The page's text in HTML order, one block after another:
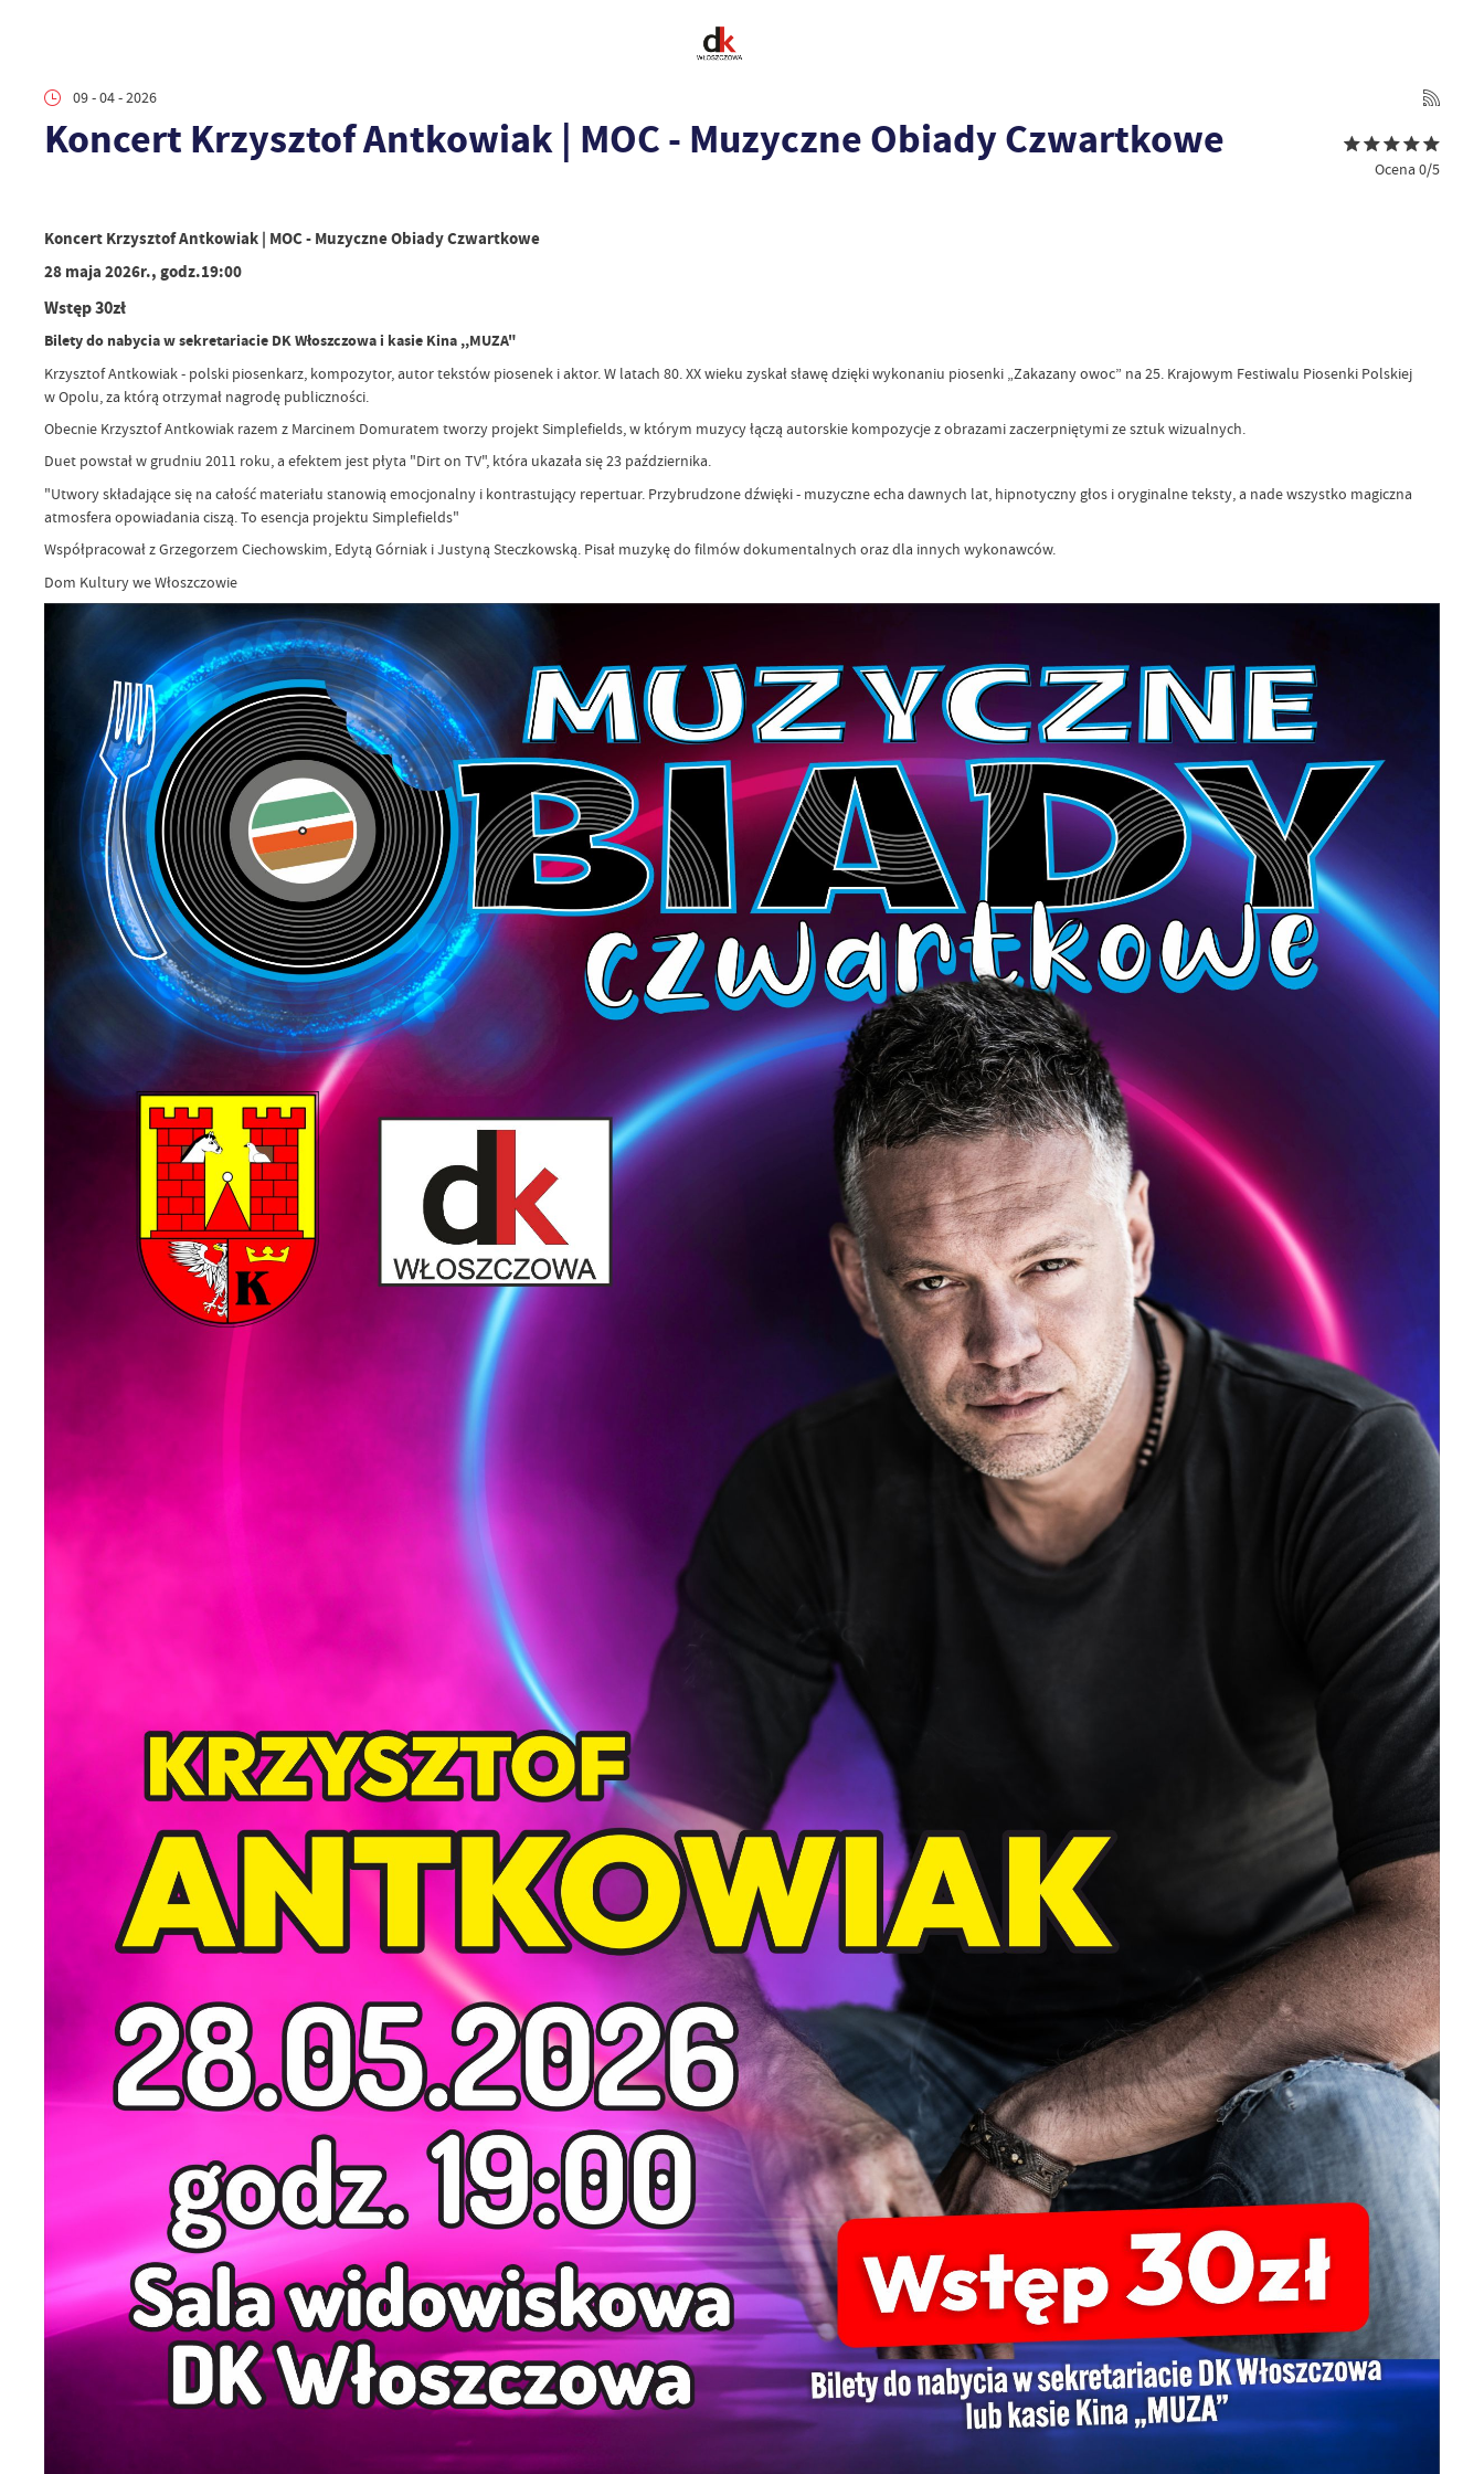
09 - 04 - 2026
Koncert Krzysztof Antkowiak | MOC - Muzyczne Obiady Czwartkowe
Ocena 0/5
Koncert Krzysztof Antkowiak | MOC - Muzyczne Obiady Czwartkowe
28 maja 2026r., godz.19:00
Wstęp 30zł
Bilety do nabycia w sekretariacie DK Włoszczowa i kasie Kina ,,MUZA"
Krzysztof Antkowiak - polski piosenkarz, kompozytor, autor tekstów piosenek i aktor. W latach 80. XX wieku zyskał sławę dzięki wykonaniu piosenki „Zakazany owoc” na 25. Krajowym Festiwalu Piosenki Polskiej
w Opolu, za którą otrzymał nagrodę publiczności.
Obecnie Krzysztof Antkowiak razem z Marcinem Domuratem tworzy projekt Simplefields, w którym muzycy łączą autorskie kompozycje z obrazami zaczerpniętymi ze sztuk wizualnych.
Duet powstał w grudniu 2011 roku, a efektem jest płyta "Dirt on TV", która ukazała się 23 października.
"Utwory składające się na całość materiału stanowią emocjonalny i kontrastujący repertuar. Przybrudzone dźwięki - muzyczne echa dawnych lat, hipnotyczny głos i oryginalne teksty, a nade wszystko magiczna
atmosfera opowiadania ciszą. To esencja projektu Simplefields"
Współpracował z Grzegorzem Ciechowskim, Edytą Górniak i Justyną Steczkowską. Pisał muzykę do filmów dokumentalnych oraz dla innych wykonawców.
Dom Kultury we Włoszczowie